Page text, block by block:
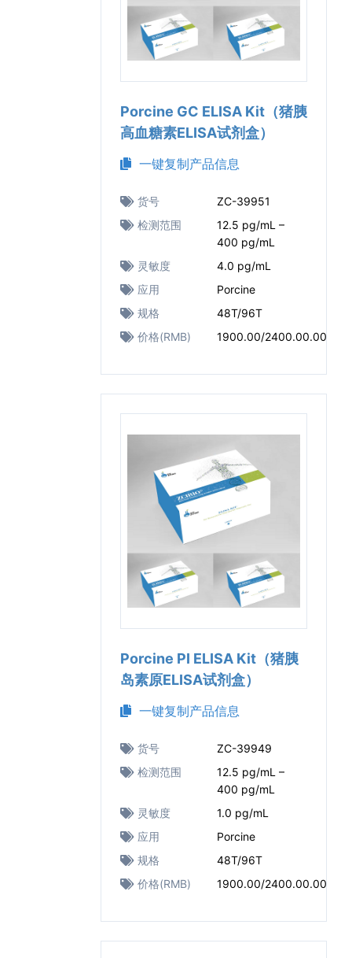
Porcine GC ELISA Kit（猪胰
高血糖素ELISA试剂盒）
一键复制产品信息
货号
ZC-39951
检测范围
12.5 pg/mL –
400 pg/mL
灵敏度
4.0 pg/mL
应用
Porcine
规格
48T/96T
价格(RMB)
1900.00/2400.00.00
Porcine PI ELISA Kit（猪胰
岛素原ELISA试剂盒）
一键复制产品信息
货号
ZC-39949
检测范围
12.5 pg/mL –
400 pg/mL
灵敏度
1.0 pg/mL
应用
Porcine
规格
48T/96T
价格(RMB)
1900.00/2400.00.00